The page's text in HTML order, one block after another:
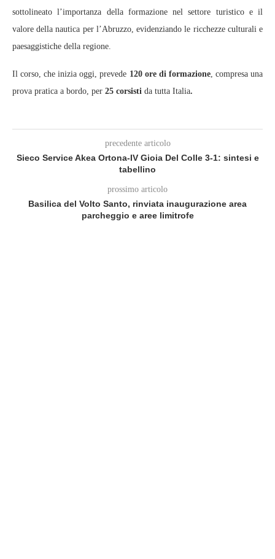
sottolineato l’importanza della formazione nel settore turistico e il
valore della nautica per l’Abruzzo, evidenziando le ricchezze culturali e
paesaggistiche della regione.
Il corso, che inizia oggi, prevede 120 ore di formazione, compresa una
prova pratica a bordo, per 25 corsisti da tutta Italia.
precedente articolo
Sieco Service Akea Ortona-IV Gioia Del Colle 3-1: sintesi e
tabellino
prossimo articolo
Basilica del Volto Santo, rinviata inaugurazione area
parcheggio e aree limitrofe